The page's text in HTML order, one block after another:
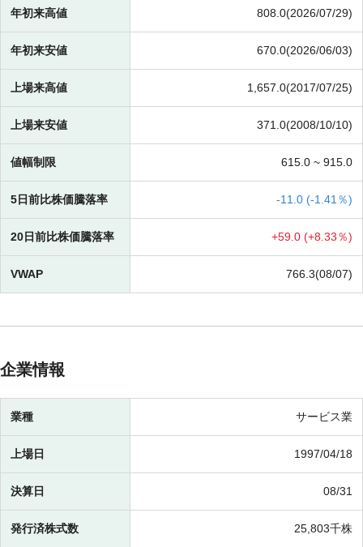
年初来高値 808.0(2026/07/29)
年初来安値 670.0(2026/06/03)
上場来高値 1,657.0(2017/07/25)
上場来安値 371.0(2008/10/10)
値幅制限 615.0 ~ 915.0
5日前比株価騰落率 -11.0 (-1.41％)
20日前比株価騰落率 +59.0 (+8.33％)
VWAP 766.3(08/07)
企業情報
業種 サービス業
上場日 1997/04/18
決算日 08/31
発行済株式数 25,803千株